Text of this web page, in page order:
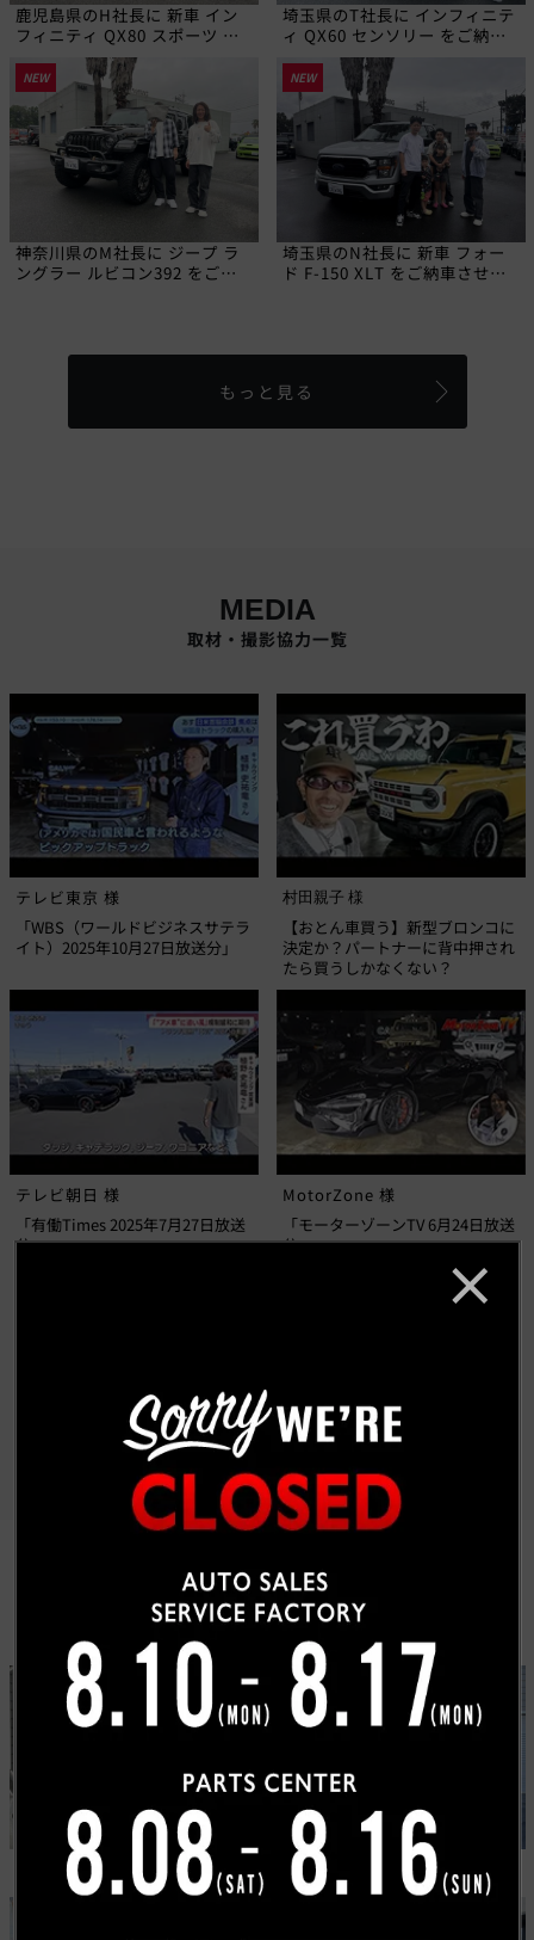
鹿児島県のH社長に 新車 イン
フィニティ QX80 スポーツ を
ご納車させていただきました!
埼玉県のT社長に インフィニテ
ィ QX60 センソリー をご納車
させていただきました!
NEW
神奈川県のM社長に ジープ ラ
ングラー ルビコン392 をご納
NEW
埼玉県のN社長に 新車 フォー
ド F-150 XLT をご納車させて
もっと見る
MEDIA
取材・撮影協力一覧
テレビ東京 様
「WBS（ワールドビジネスサテラ
イト）2025年10月27日放送分」
村田親子 様
【おとん車買う】新型ブロンコに
決定か？パートナーに背中押され
たら買うしかなくない？
テレビ朝日 様
「有働Times 2025年7月27日放送
分」
MotorZone 様
「モーターゾーンTV 6月24日放送
分」
CUSTOM CAR GALLERY
カスタムカーギャラリー
USトヨタ
タンドラ
ワゴニア
グランドワゴニア